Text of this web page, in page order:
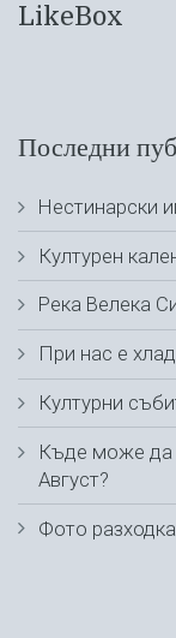
LikeBox
Последни
Нестинарски
Културен
Река Велека
При нас е
Културни
Къде може да
Август?
Фото